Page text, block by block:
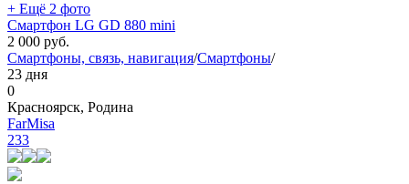
+ Ещё 2 фото
Смартфон LG GD 880 mini
2 000 руб.
Смартфоны, связь, навигация/Смартфоны/
23 дня
0
Красноярск, Родина
FarMisa
233